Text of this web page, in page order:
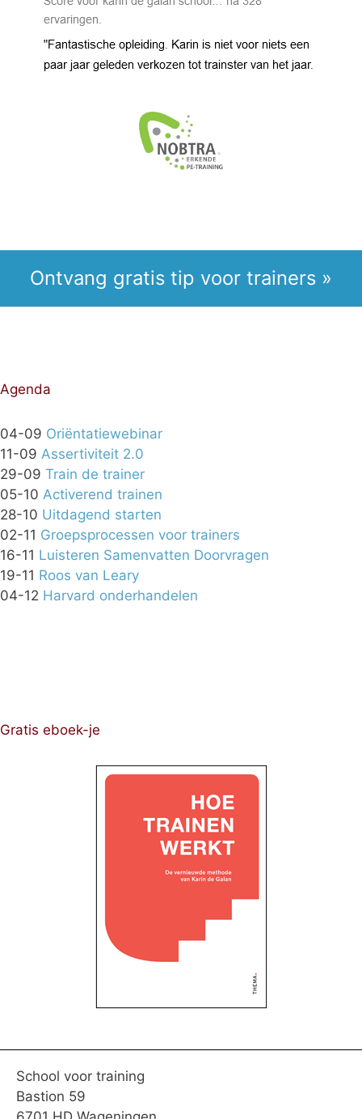
Ontvang gratis tip voor trainers »
Agenda
04-09 Oriëntatiewebinar
11-09 Assertiviteit 2.0
29-09 Train de trainer
05-10 Activerend trainen
28-10 Uitdagend starten
02-11 Groepsprocessen voor trainers
16-11 Luisteren Samenvatten Doorvragen
19-11 Roos van Leary
04-12 Harvard onderhandelen
Gratis eboek-je
School voor training
Bastion 59